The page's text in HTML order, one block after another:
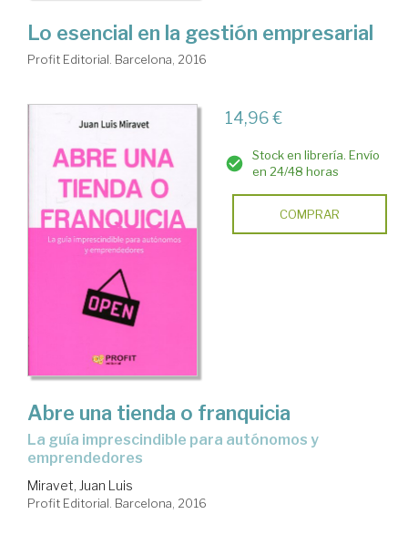
Lo esencial en la gestión empresarial
Profit Editorial. Barcelona, 2016
14,96 €
Stock en librería. Envío
en 24/48 horas
COMPRAR
Abre una tienda o franquicia
la guía imprescindible para autónomos y
emprendedores
Miravet, Juan Luis
Profit Editorial. Barcelona, 2016